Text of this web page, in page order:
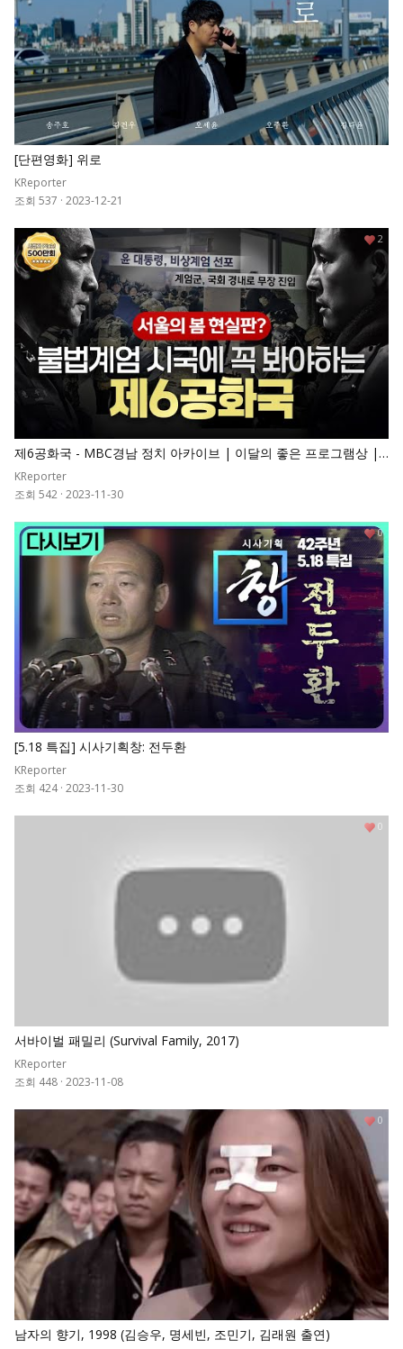
[단편영화] 위로
KReporter
조회 537 · 2023-12-21
제6공화국 - MBC경남 정치 아카이브 | 이달의 좋은 프로그램상 |
MBC 계열사 작품대회 금상 | 경남민주언론상 특별상
KReporter
조회 542 · 2023-11-30
2
[5.18 특집] 시사기획창: 전두환
KReporter
조회 424 · 2023-11-30
0
서바이벌 패밀리 (Survival Family, 2017)
KReporter
조회 448 · 2023-11-08
0
남자의 향기, 1998 (김승우, 명세빈, 조민기, 김래원 출연)
0